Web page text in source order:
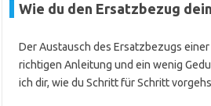
Wie du den Ersatzbezug
Der Austausch des Ersatzbezugs
richtigen Anleitung und ein wenig
ich dir, wie du Schritt für Schritt